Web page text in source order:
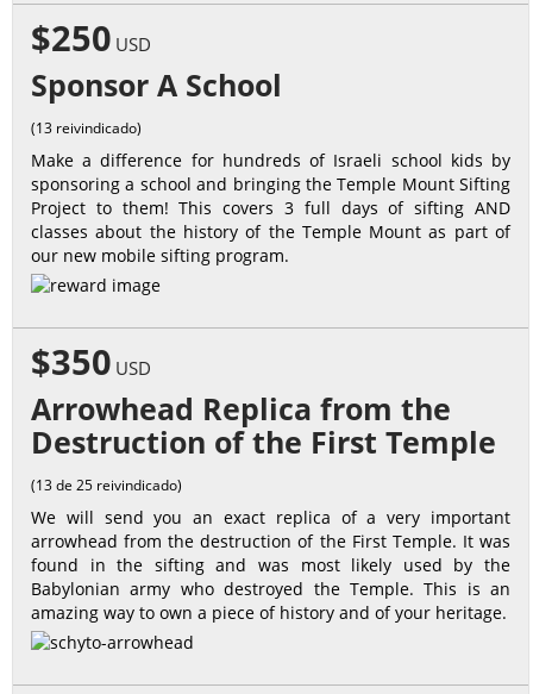
$250 USD
Sponsor A School
(13 reivindicado)
Make a difference for hundreds of Israeli school kids by
sponsoring a school and bringing the Temple Mount Sifting
Project to them! This covers 3 full days of sifting AND
classes about the history of the Temple Mount as part of
our new mobile sifting program.
$350 USD
Arrowhead Replica from the
Destruction of the First Temple
(13 de 25 reivindicado)
We will send you an exact replica of a very important
arrowhead from the destruction of the First Temple. It was
found in the sifting and was most likely used by the
Babylonian army who destroyed the Temple. This is an
amazing way to own a piece of history and of your heritage.